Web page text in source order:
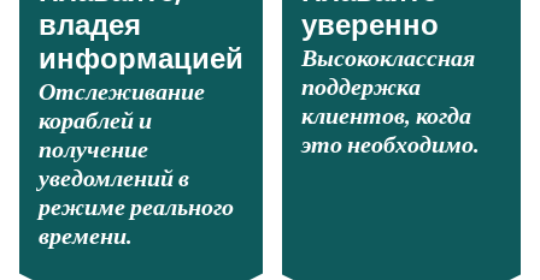
владея
информацией
Отслеживание
кораблей и
получение
уведомлений в
режиме реального
времени.
уверенно
Высококлассная
поддержка
клиентов, когда
это необходимо.